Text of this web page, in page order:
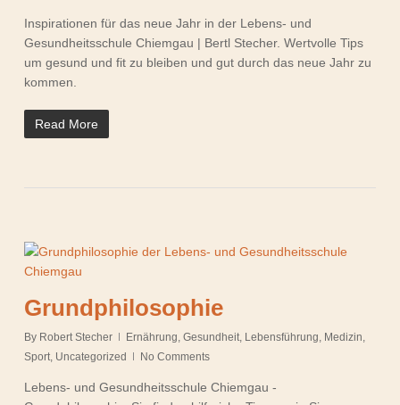
Inspirationen für das neue Jahr in der Lebens- und
Gesundheitsschule Chiemgau | Bertl Stecher. Wertvolle Tips
um gesund und fit zu bleiben und gut durch das neue Jahr zu
kommen.
Read More
Grundphilosophie
By Robert Stecher Ernährung, Gesundheit, Lebensführung, Medizin,
Sport, Uncategorized No Comments
Lebens- und Gesundheitsschule Chiemgau -